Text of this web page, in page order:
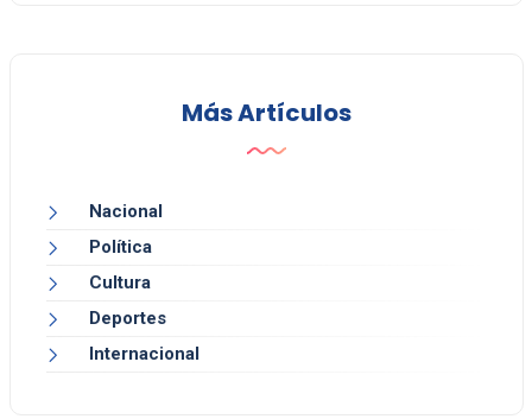
Más Artículos
Nacional
Política
Cultura
Deportes
Internacional